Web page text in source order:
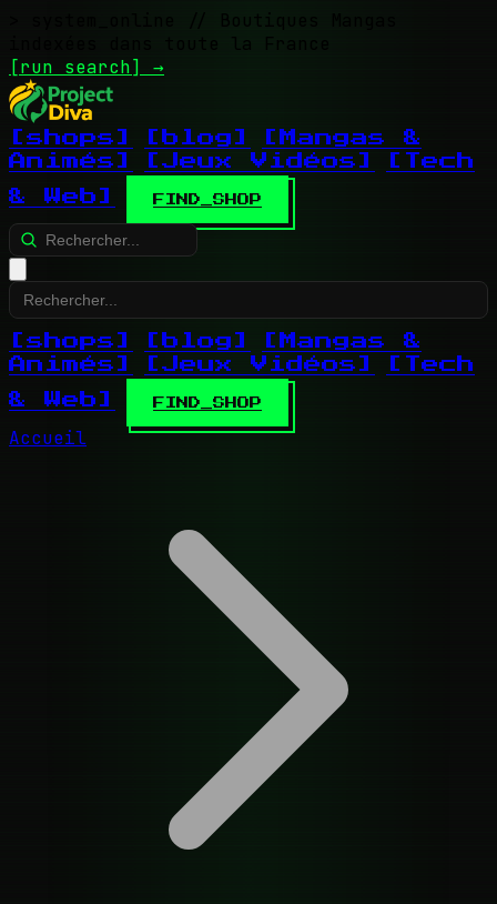
// Boutiques Mangas
indexées dans toute la France
[run search] →
[shops] [blog]
[Mangas &
Animés]
[Jeux Vidéos]
[Tech
& Web]
FIND_SHOP
[shops] [blog]
[Mangas &
Animés]
[Jeux Vidéos]
[Tech
& Web]
FIND_SHOP
Accueil